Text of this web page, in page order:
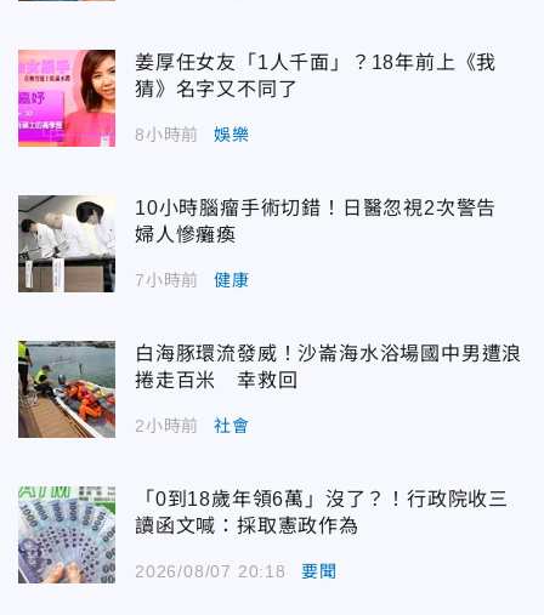
姜厚任女友「1人千面」？18年前上《我
猜》名字又不同了
8小時前 娛樂
10小時腦瘤手術切錯！日醫忽視2次警告
婦人慘癱瘓
7小時前 健康
白海豚環流發威！沙崙海水浴場國中男遭浪
捲走百米 幸救回
2小時前 社會
「0到18歲年領6萬」沒了？！行政院收三
讀函文喊：採取憲政作為
2026/08/07 20:18 要聞